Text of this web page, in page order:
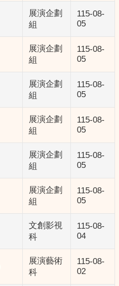
展演企劃
組
115-08-
05
展演企劃
組
115-08-
05
展演企劃
組
115-08-
05
展演企劃
組
115-08-
05
展演企劃
組
115-08-
05
展演企劃
組
115-08-
05
文創影視
科
115-08-
04
展演藝術
科
115-08-
02